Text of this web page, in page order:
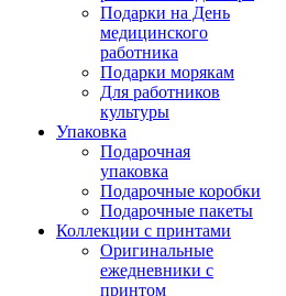
Подарки на День
медицинского
работника
Подарки морякам
Для работников
культуры
Упаковка
Подарочная
упаковка
Подарочные коробки
Подарочные пакеты
Коллекции с принтами
Оригинальные
ежедневники с
принтом